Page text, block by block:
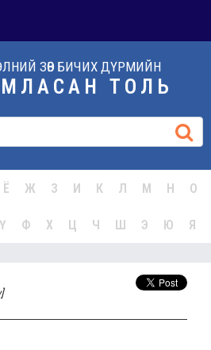
ЗӨВ БИЧИХ ДҮРМИЙН
ТОЛЬ
Ё Ж З И К Л М Н О
Ү Ф Х Ц Ч Ш Э Ю Я